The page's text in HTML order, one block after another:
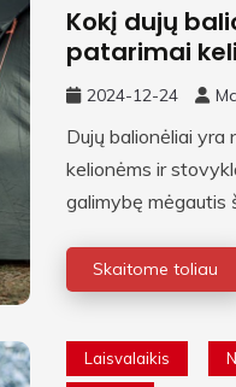
Kokį dujų
patarimai
stovyklavimui
2024-12-24
Dujų balionėliai yra
kelionėms ir
galimybę mėgautis
Skaitome toliau
Laisvalaikis